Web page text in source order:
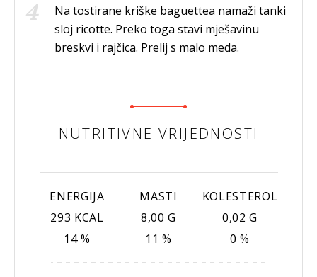
Na tostirane kriške baguettea namaži tanki
sloj ricotte. Preko toga stavi mješavinu
breskvi i rajčica. Prelij s malo meda.
NUTRITIVNE VRIJEDNOSTI
ENERGIJA
293 KCAL
14 %
MASTI
8,00 G
11 %
KOLESTEROL
0,02 G
0 %